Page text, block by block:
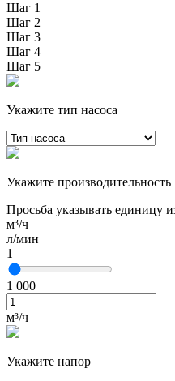
Шаг 1
Шаг 2
Шаг 3
Шаг 4
Шаг 5
Укажите тип насоса
Укажите производительность
Просьба указывать единицу
м³/ч
л/мин
1
1 000
м³/ч
Укажите напор